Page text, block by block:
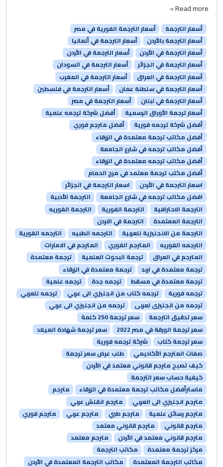
Read more »
أسعار الترجمة
أسعار الترجمة الفورية في مصر
أسعار الترجمة بالأردن
أسعار الترجمة في ألمانيا
أسعار الترجمة في الأردن
أسعار الترجمة في الأردن
أسعار الترجمة في الجزائر
أسعار الترجمة في السودان
أسعار الترجمة في العراق
أسعار الترجمة في المغرب
أسعار الترجمة في سلطنة عمان
أسعار الترجمة في فلسطين
أسعار الترجمة في لبنان
أسعار الترجمة في مصر
أسعار ترجمة الأوراق الرسمية
أفضل شركة ترجمه علمية
أفضل شركة ترجمه فورية
أفضل مترجم فوري
أفضل مكاتب ترجمة معتمدة في الزرقاء
أفضل مكاتب ترجمه في شارع الجامعة
أفضل مكاتب ترجمه معتمدة في الزرقاء
أفضل مكتب ترجمة معتمد في مرج الحمام
اسعار الترجمة في الأردن
اسعار الترجمة في الجزائر
افضل مكاتب ترجمه في شارع الجامعة
الترجمة الأدبية
الترجمة الاحترافية
الترجمة الفورية
الترجمة الفوريه
الترجمة المعتمدة
الترجمة في الاردن
الترجمة من الانجليزية للعربية
الترجمه الطبيه
الترجمه الفورية
الترجمه الفوريه
المترجم الفوري
المترجم في الامارات
المترجم في العراق
ترجمة البحوث العلمية
ترجمة معتمدة
ترجمة معتمدة في اربد
ترجمة معتمدة في الزرقاء
ترجمة معتمدة في مسقط
ترجمه جدة
ترجمه علمية
ترجمه فورية
ترجمه كتاب من انجليزي الى عربي
ترجمه للعربي
ترجمه من انجليزى لعربى
ترجمه من انجليزي الى عربي
سعر تدقيق الترجمة
سعر ترجمة 250 كلمة
سعر ترجمة الورقة في مصر 2022
سعر ترجمة شهادة الميلاد
سعر ترجمة كتاب
شركة ترجمه فورية
صفات المترجم الأكاديمي
طلب عرض سعر ترجمة
كيف تصبح مترجم قانوني معتمد في الأردن
كيفية حساب سعر الترجمة
ماسترأفضل مكاتب ترجمة معتمدة في الزرقاء
مترجم
مترجم انجليزي الى العربي
مترجم انقلش عربي
مترجم رسائل علمية
مترجم طبي مترجم عربي
مترجم فوري
مترجم قانوني
مترجم قانوني معتمد
مترجم قانوني معتمد في الأردن
مترجم معتمد
مركز ترجمة معتمدة
مكاتب الترجمة
مكاتب الترجمة المعتمدة
مكاتب الترجمة المعتمدة في الأردن